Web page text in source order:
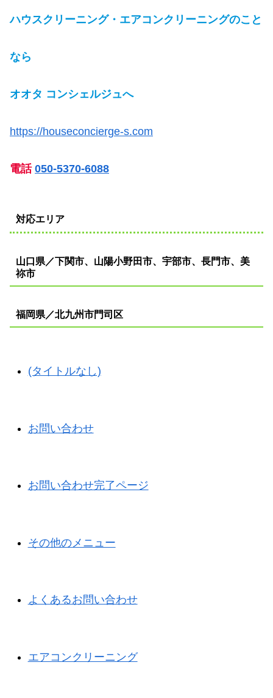
ハウスクリーニング・エアコンクリーニングのこと
なら
オオタ コンシェルジュへ
https://houseconcierge-s.com
電話 050-5370-6088
対応エリア
山口県／下関市、山陽小野田市、宇部市、長門市、美
祢市
福岡県／北九州市門司区
(タイトルなし)
お問い合わせ
お問い合わせ完了ページ
その他のメニュー
よくあるお問い合わせ
エアコンクリーニング